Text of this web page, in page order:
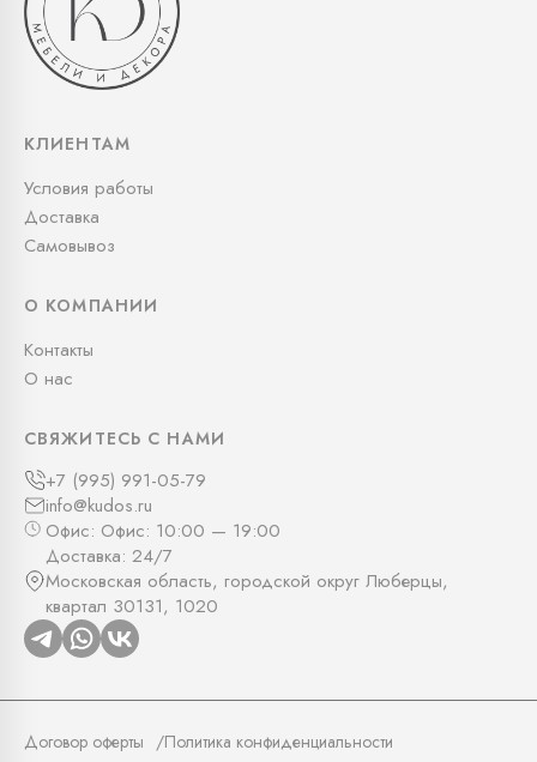
КЛИЕНТАМ
Условия работы
Доставка
Самовывоз
О КОМПАНИИ
Контакты
О нас
СВЯЖИТЕСЬ С НАМИ
+7 (995) 991-05-79
info@kudos.ru
Офис: Офис: 10:00 — 19:00
Доставка: 24/7
Московская область, городской округ Люберцы,
квартал 30131, 1020
Договор оферты Политика конфиденциальности